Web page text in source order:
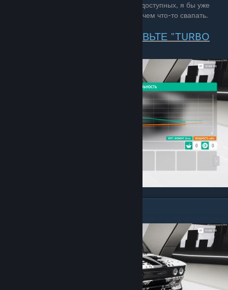
при отсутствии метового мотора в списке доступных, я бы уже
рекомендовал раскачать стоковый мотор, чем что-то свапать.
И НИВКОЕМ СЛУЧАИ НЕ СТАВЬТЕ "TURBO